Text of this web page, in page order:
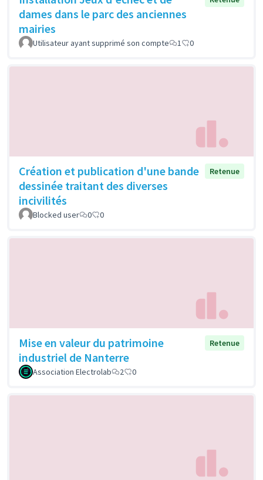
dames dans le parc des anciennes
mairies
Utilisateur ayant supprimé son compte 1 0
Création et publication d'une bande
dessinée traitant des diverses
incivilités
Retenue
Blocked user 0 0
Mise en valeur du patrimoine
industriel de Nanterre
Retenue
Association Electrolab 2 0